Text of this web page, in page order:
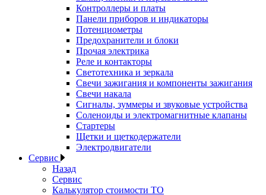
Контроллеры и платы
Панели приборов и индикаторы
Потенциометры
Предохранители и блоки
Прочая электрика
Реле и контакторы
Светотехника и зеркала
Свечи зажигания и компоненты зажигания
Свечи накала
Сигналы, зуммеры и звуковые устройства
Соленоиды и электромагнитные клапаны
Стартеры
Щетки и щеткодержатели
Электродвигатели
Сервис
Назад
Сервис
Калькулятор стоимости ТО